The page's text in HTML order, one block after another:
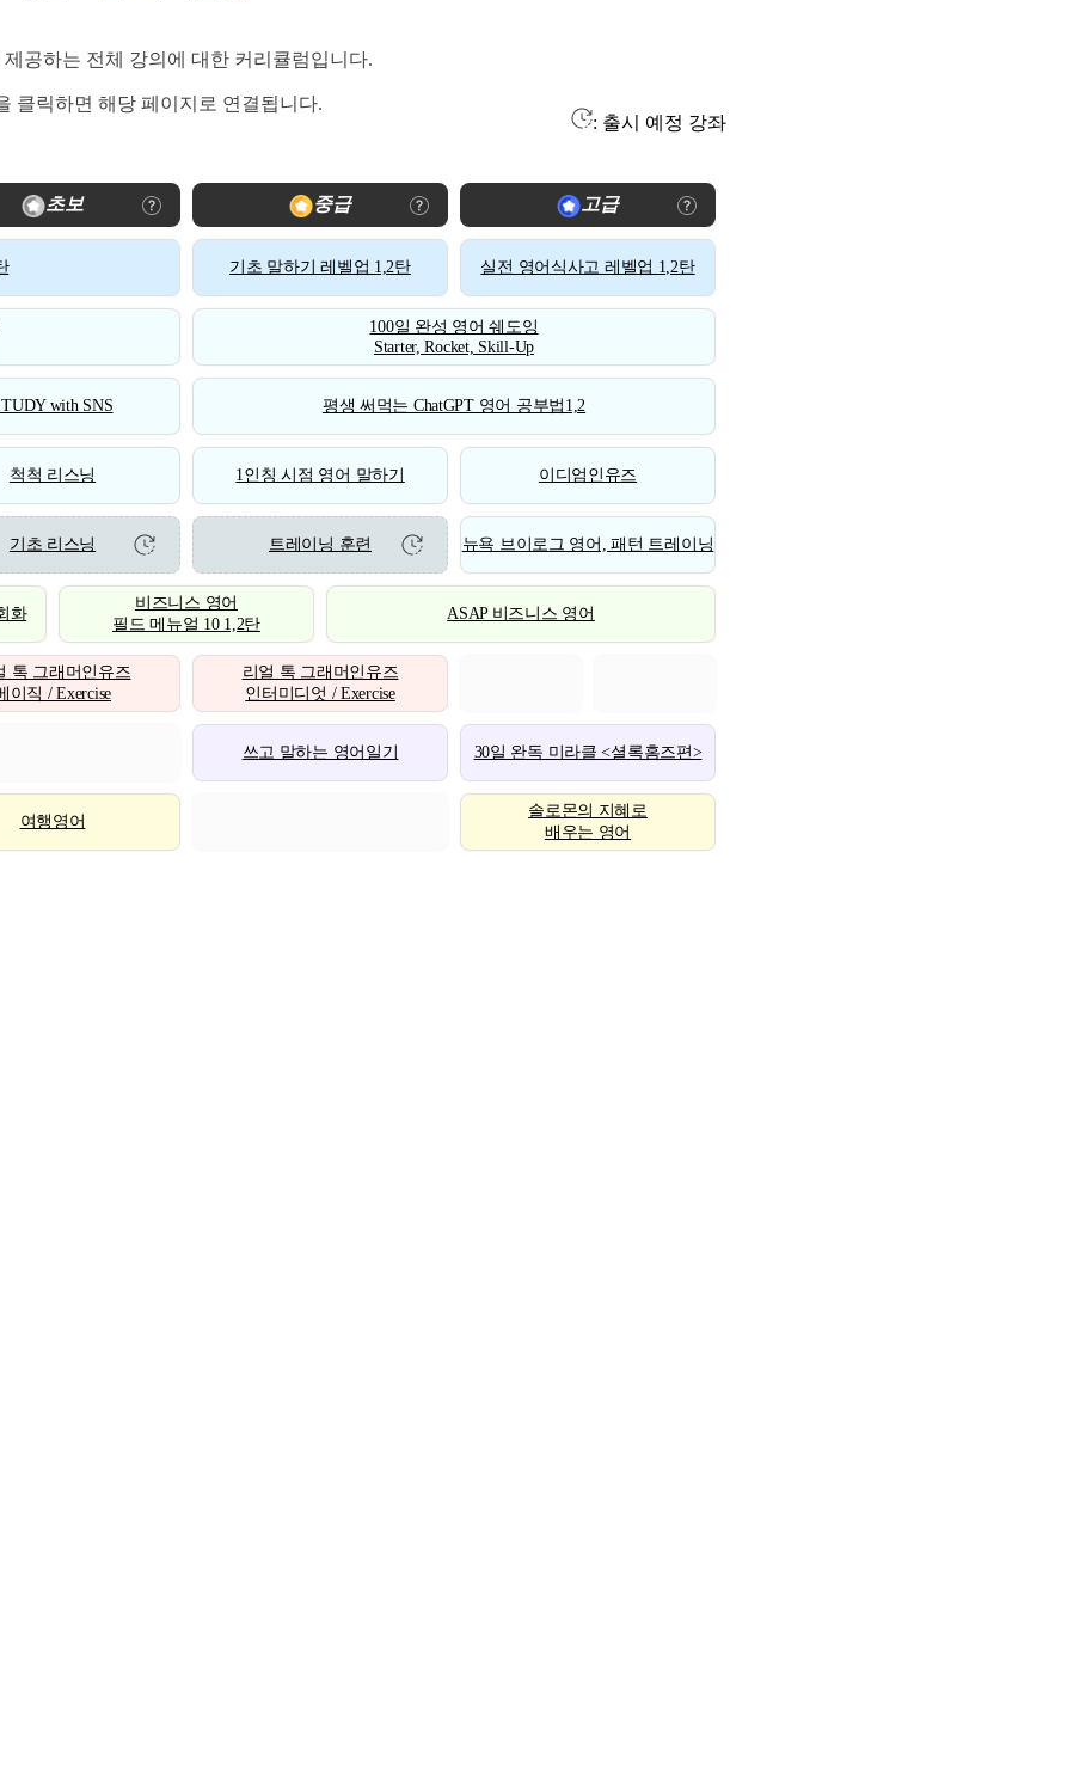
공하는 전체 강의에 대한 커리큘럼입니다.
클릭하면 해당 페이지로 연결됩니다.
: 출시 예정 강좌
초보 중급 고급
기초 말하기 레벨업 1,2탄 실전 영어식사고 레벨업 1,2탄
100일 완성 영어 쉐도잉
Starter, Rocket, Skill-Up
with SNS 평생 써먹는 ChatGPT 영어 공부법1,2
척척 리스닝 1인칭 시점 영어 말하기 이디엄인유즈
기초 리스닝 트레이닝 훈련 뉴욕 브이로그 영어, 패턴 트레이닝
화
비즈니스 영어
필드 메뉴얼 10 1,2탄
ASAP 비즈니스 영어
톡 그래머인유즈
이직 / Exercise
리얼 톡 그래머인유즈
인터미디엇 / Exercise
쓰고 말하는 영어일기 30일 완독 미라클 <셜록홈즈편>
여행영어
솔로몬의 지혜로
배우는 영어